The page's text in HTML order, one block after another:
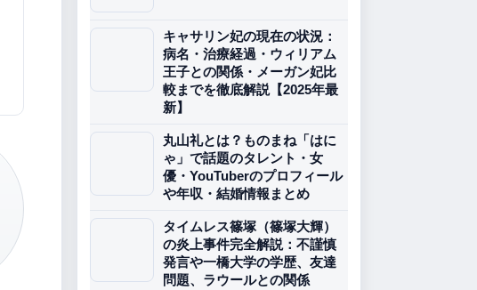
キャサリン妃の現在の状況：
病名・治療経過・ウィリアム
王子との関係・メーガン妃比
較までを徹底解説【2025年最
新】
丸山礼とは？ものまね「はに
ゃ」で話題のタレント・女
優・YouTuberのプロフィール
や年収・結婚情報まとめ
タイムレス篠塚（篠塚大輝）
の炎上事件完全解説：不謹慎
発言や一橋大学の学歴、友達
問題、ラウールとの関係